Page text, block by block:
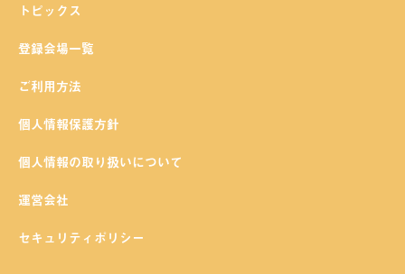
トピックス
登録会場一覧
ご利用方法
個人情報保護方針
個人情報の取り扱いについて
運営会社
セキュリティポリシー